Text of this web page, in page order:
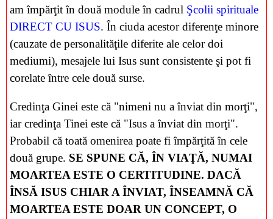
am împărţit în două module în cadrul Şcolii spirituale
DIRECT CU ISUS. În ciuda acestor diferenţe minore
(cauzate de personalităţile diferite ale celor doi
mediumi), mesajele lui Isus sunt consistente şi pot fi
corelate între cele două surse.
Credinţa Ginei este că "nimeni nu a înviat din morţi",
iar credinţa Tinei este că "Isus a înviat din morţi".
Probabil că toată omenirea poate fi împărţită în cele
două grupe. SE SPUNE CĂ, ÎN VIAŢĂ, NUMAI
MOARTEA ESTE O CERTITUDINE. DACĂ
ÎNSĂ ISUS CHIAR A ÎNVIAT, ÎNSEAMNĂ CĂ
MOARTEA ESTE DOAR UN CONCEPT, O